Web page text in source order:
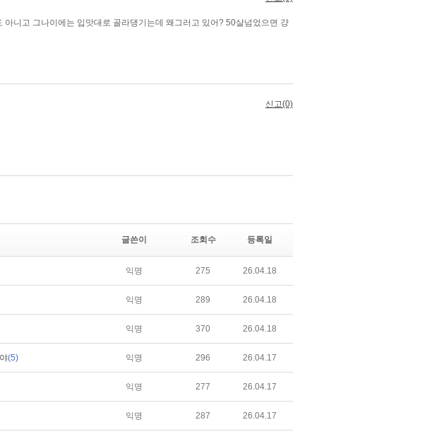
글쓴이 조회수 등록일
익명 275 26.04.18
익명 289 26.04.18
익명 370 26.04.18
(5) 익명 296 26.04.17
익명 277 26.04.17
익명 287 26.04.17